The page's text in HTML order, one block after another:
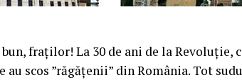
fraților! La 30 de ani de la Revoluție,
scos ”răgățenii” din România. Tot